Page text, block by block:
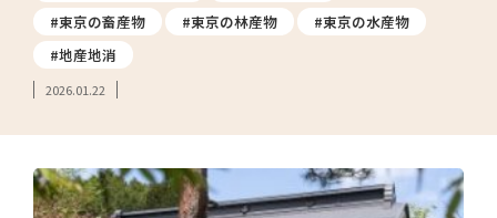
#東京の畜産物
#東京の林産物
#東京の水産物
#地産地消
2026.01.22